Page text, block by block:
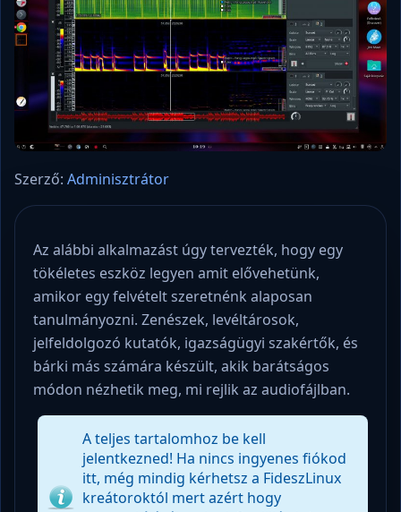
Szerző: Adminisztrátor
Az alábbi alkalmazást úgy tervezték, hogy egy
tökéletes eszköz legyen amit elővehetünk,
amikor egy felvételt szeretnénk alaposan
tanulmányozni. Zenészek, levéltárosok,
jelfeldolgozó kutatók, igazságügyi szakértők, és
bárki más számára készült, akik barátságos
módon nézhetik meg, mi rejlik az audiofájlban.
A teljes tartalomhoz be kell
jelentkezned! Ha nincs ingyenes fiókod
itt, még mindig kérhetsz a FideszLinux
kreátoroktól mert azért hogy